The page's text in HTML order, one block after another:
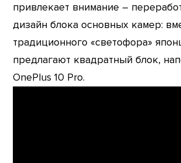
привлекает внимание –
дизайн блока основных камер:
традиционного «светофора»
предлагают квадратный блок,
OnePlus 10 Pro.